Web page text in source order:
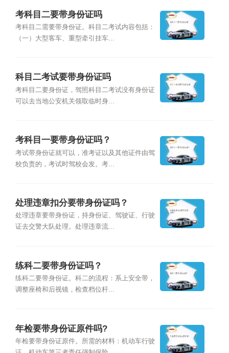
考科目二要带身份证吗
考科目二需要带身份证。科目二考试内容包括：
（一）大型客车、重型牵引挂车...
科目二考试要带身份证吗
考科目二要身份证，驾照科目二考试没有身份证
可以去当地公安机关领取临时身...
考科目一要带身份证吗？
考试带身份证就可以，准考证以及其他证件由驾
校负责的，考试时驾校会发。考...
处理违章扣分要带身份证吗？
处理违章要带身份证，持身份证、驾驶证、行驶
证去交警大队处理。处理违章流...
练科二要带身份证吗？
练科二要带身份证。科二的流程：系上安全带，
调整座椅和后视镜，检查档位杆...
年检要带身份证原件吗?
年检要带身份证原件。所需的材料：机动车行驶